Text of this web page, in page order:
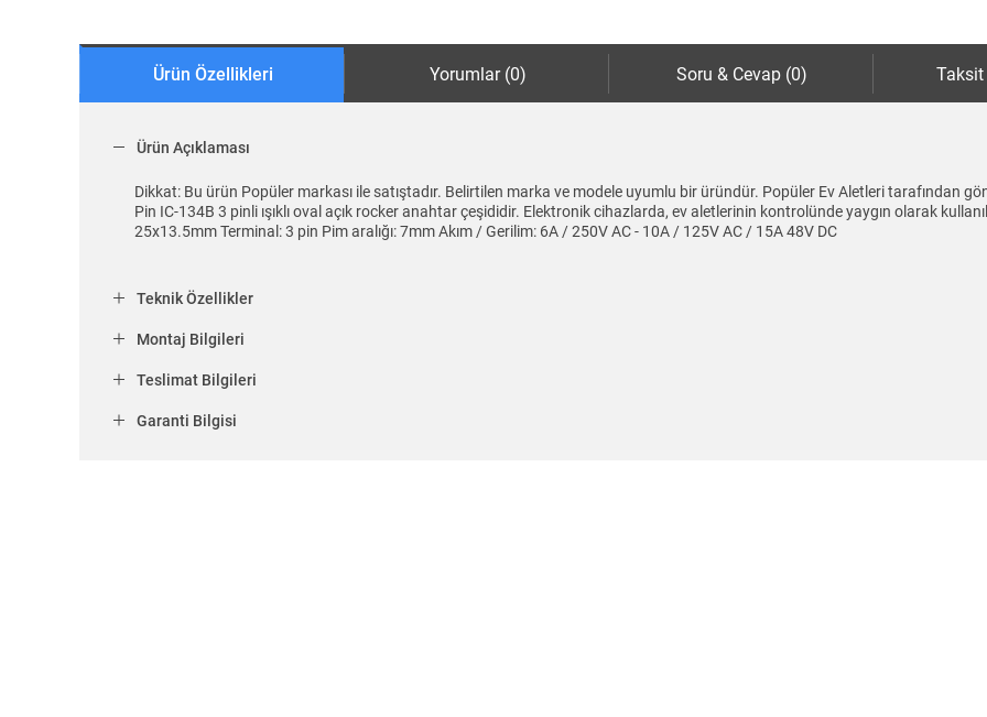
Ürün Özellikleri Yorumlar (0) Soru & Cevap (0) Taksit
Ürün Açıklaması
Dikkat: Bu ürün Popüler markası ile satıştadır. Belirtilen marka ve modele uyumlu bir üründür. Popüler Ev Aletleri tarafından
Pin IC-134B 3 pinli ışıklı oval açık rocker anahtar çeşididir. Elektronik cihazlarda, ev aletlerinin kontrolünde yaygın olarak
25x13.5mm Terminal: 3 pin Pim aralığı: 7mm Akım / Gerilim: 6A / 250V AC - 10A / 125V AC / 15A 48V DC
Teknik Özellikler
Montaj Bilgileri
Teslimat Bilgileri
Garanti Bilgisi